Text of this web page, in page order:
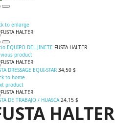
to enlarge
EQUIPO DEL JINETE FUSTA HALTER
product
DRESSAGE EQUI-STAR 34,50 $
to home
product
DE TRABAJO / HUASCA 24,15 $
HALTER